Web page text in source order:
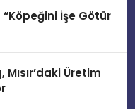
“Köpeğini İşe Götür
Üretim